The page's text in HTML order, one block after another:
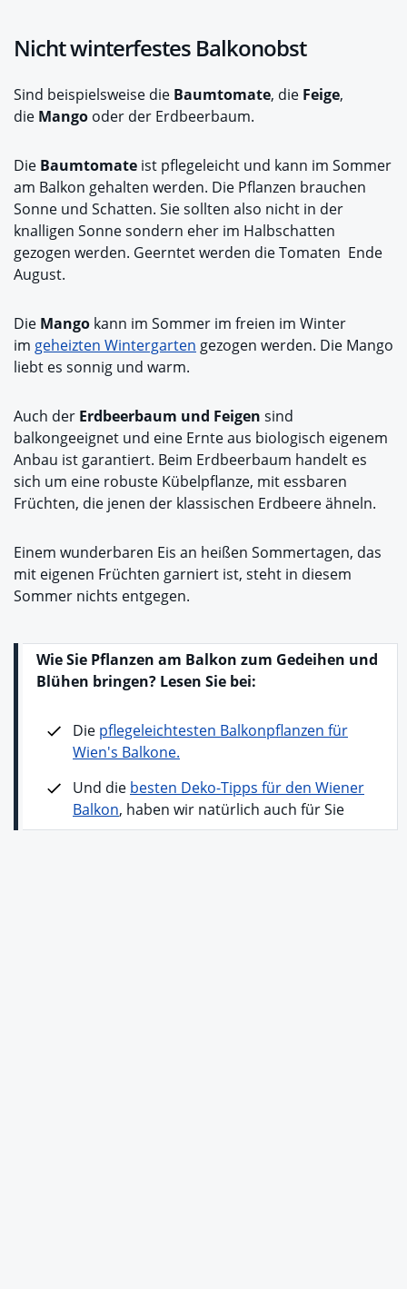
Nicht winterfestes Balkonobst
Sind beispielsweise die Baumtomate, die Feige,
die Mango oder der Erdbeerbaum.
Die Baumtomate ist pflegeleicht und kann im Sommer
am Balkon gehalten werden. Die Pflanzen brauchen
Sonne und Schatten. Sie sollten also nicht in der
knalligen Sonne sondern eher im Halbschatten
gezogen werden. Geerntet werden die Tomaten Ende
August.
Die Mango kann im Sommer im freien im Winter
im geheizten Wintergarten gezogen werden. Die Mango
liebt es sonnig und warm.
Auch der Erdbeerbaum und Feigen sind
balkongeeignet und eine Ernte aus biologisch eigenem
Anbau ist garantiert. Beim Erdbeerbaum handelt es
sich um eine robuste Kübelpflanze, mit essbaren
Früchten, die jenen der klassischen Erdbeere ähneln.
Einem wunderbaren Eis an heißen Sommertagen, das
mit eigenen Früchten garniert ist, steht in diesem
Sommer nichts entgegen.
Wie Sie Pflanzen am Balkon zum Gedeihen und
Blühen bringen? Lesen Sie bei:
Die pflegeleichtesten Balkonpflanzen für
Wien's Balkone.
Und die besten Deko-Tipps für den Wiener
Balkon, haben wir natürlich auch für Sie